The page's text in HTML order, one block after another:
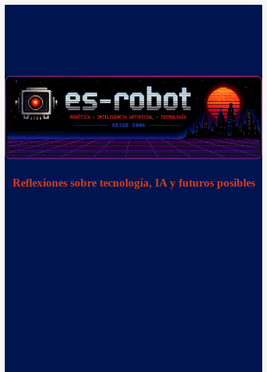
Reflexiones sobre tecnología, IA y futuros posibles